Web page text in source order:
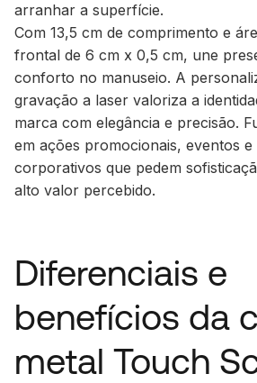
arranhar a superfície.
Com 13,5 cm de comprimento e
frontal de 6 cm x 0,5 cm, une
conforto no manuseio. A
gravação a laser valoriza a
marca com elegância e precisão.
em ações promocionais, eventos e
corporativos que pedem
alto valor percebido.
Diferenciais e
benefícios da
metal Touch